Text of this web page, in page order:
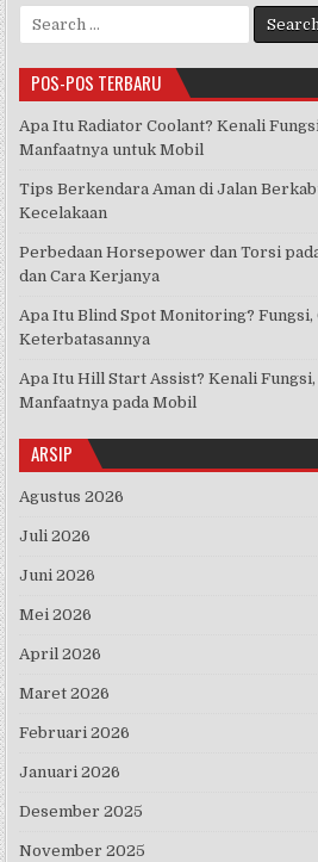
o
o
k
r
A
p
p
Search
for:
POS-POS TERBARU
Apa Itu Radiator Coolant? Kenali
Manfaatnya untuk Mobil
Tips Berkendara Aman di Jalan
Kecelakaan
Perbedaan Horsepower dan Torsi
dan Cara Kerjanya
Apa Itu Blind Spot Monitoring? Fungsi,
Keterbatasannya
Apa Itu Hill Start Assist? Kenali
Manfaatnya pada Mobil
ARSIP
Agustus 2026
Juli 2026
Juni 2026
Mei 2026
April 2026
Maret 2026
Februari 2026
Januari 2026
Desember 2025
November 2025